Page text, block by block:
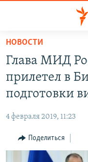
Вернуться
основному
содержанию
Вернутся
главной
навигации
Вернутся
ТАДЖИКИСТАН
ВОЙНА В УКРАИНЕ
ҚАЗАҚША
КЫРГЫЗЧА
ЎЗБЕКЧА
НОВОСТИ
Глава МИД
прилетел в
подготовки
4 февраля 2019, 11:23
Поделиться